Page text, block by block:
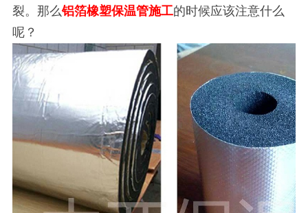
裂。那么铝箔橡塑保温管施工的时候应该注意什么
呢？